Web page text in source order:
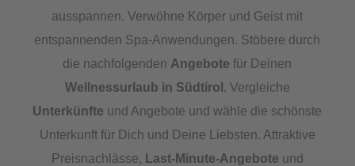
ausspannen. Verwöhne Körper und Geist mit
entspannenden Spa-Anwendungen. Stöbere durch
die nachfolgenden Angebote für Deinen
Wellnessurlaub in Südtirol . Vergleiche
Unterkünfte und Angebote und wähle die schönste
Unterkunft für Dich und Deine Liebsten. Attraktive
Preisnachlässe, Last-Minute-Angebote und